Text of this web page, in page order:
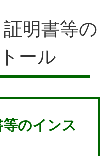
証明書等の
ール
のインス